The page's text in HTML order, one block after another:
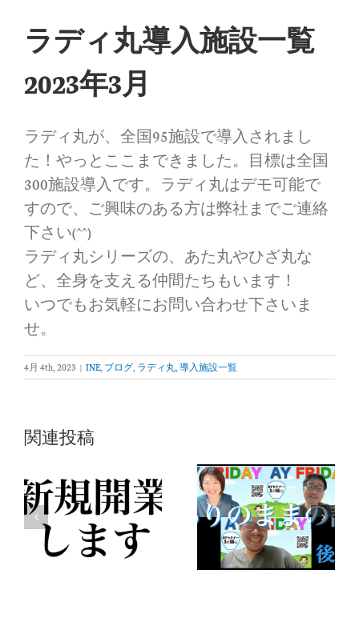
ラディ丸導入施設一覧
2023年3月
ラディ丸が、全国95施設で導入されまし
た！やっとここまできました。目標は全国
300施設導入です。ラディ丸はデモ可能で
すので、ご興味のある方は弊社までご連絡
下さい(^^)
ラディ丸シリーズの、あた丸やひざ丸な
ど、全身を支える仲間たちもいます！
いつでもお気軽にお問い合わせ下さいま
せ。
4月 4th, 2023 | INE, ブログ, ラディ丸, 導入施設一覧
関連投稿AYフラ
イデー3
月1日【後
編】あり
CVIT2023
参加しま
した‼